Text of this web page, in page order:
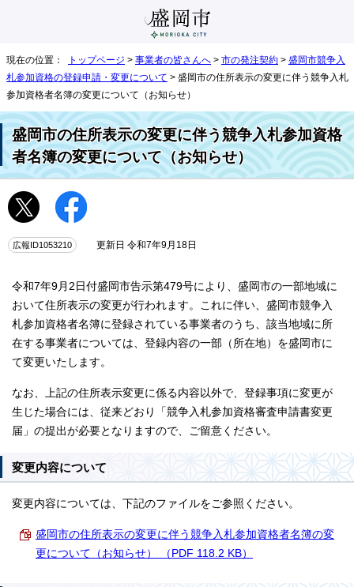
現在の位置： トップページ > 事業者の皆さんへ > 市の発注契約 > 盛岡市競争入
札参加資格の登録申請・変更について > 盛岡市の住所表示の変更に伴う競争入札
参加資格者名簿の変更について（お知らせ）
盛岡市の住所表示の変更に伴う競争入札参加資格
者名簿の変更について（お知らせ）
広報ID1053210 更新日 令和7年9月18日
令和7年9月2日付盛岡市告示第479号により、盛岡市の一部地域に
おいて住所表示の変更が行われます。これに伴い、盛岡市競争入
札参加資格者名簿に登録されている事業者のうち、該当地域に所
在する事業者については、登録内容の一部（所在地）を盛岡市に
て変更いたします。
なお、上記の住所表示変更に係る内容以外で、登録事項に変更が
生じた場合には、従来どおり「競争入札参加資格審査申請書変更
届」の提出が必要となりますので、ご留意ください。
変更内容について
変更内容については、下記のファイルをご参照ください。
盛岡市の住所表示の変更に伴う競争入札参加資格者名簿の変
更について（お知らせ） （PDF 118.2 KB）